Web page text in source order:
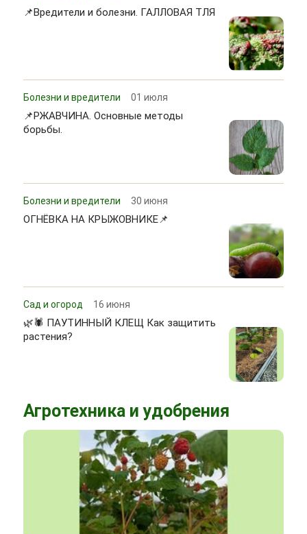
📌Вредители и болезни. ГАЛЛОВАЯ ТЛЯ
Болезни и вредители 01 июля
📌РЖАВЧИНА. Основные методы
борьбы.
Болезни и вредители 30 июня
ОГНЁВКА НА КРЫЖОВНИКЕ📌
Сад и огород 16 июня
🌿🕷 ПАУТИННЫЙ КЛЕЩ Как защитить
растения?
Агротехника и удобрения